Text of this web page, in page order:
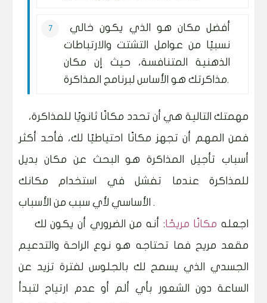
أفضل مكان هو الذي يكون خالي
نسبيًا من عوامل التشتت والارتباطات
الذهنية المتنافسة، حيث إن مكان
مذاكرتك هو الأساس لبرنامج المذاكرة.
مهمتك التالية هي أن تحدد مكانًا ثانويًا للمذاكرة،
فمن المهم أن تجهز مكانًا احتياطيًا لك، فأحد أكثر
أسباب تأجيل المذاكرة هو البحث عن مكان بديل
للمذاكرة عندما تفشل في استخدام مكانك
الأساسي لأي سبب من الأسباب .
اجعله مكانًا مريحًا: أنه من الضروري أن يكون لك
مقعد مريح فما تحتاجه هو نوع الراحة والتدعيم
الجسدي الذي يسمح لك بالجلوس لفترة تزيد عن
الساعة دون الشعور بأي ألم أو عدم ارتياح لتبدأ